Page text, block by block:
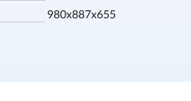
980х887х655